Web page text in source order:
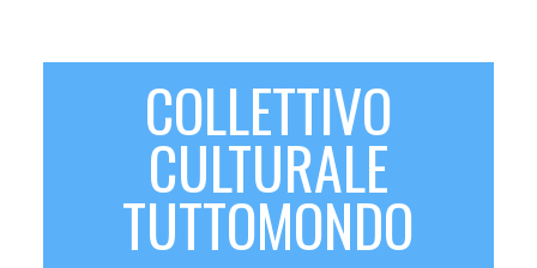
COLLETTIVO
CULTURALE
TUTTOMONDO